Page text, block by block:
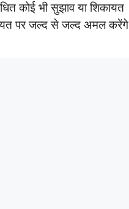
कोई भी सुझाव या शिकायत
पर जल्द से जल्द अमल करेंगे